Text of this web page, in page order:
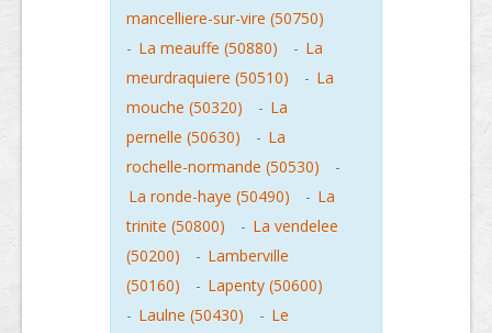
mancelliere-sur-vire (50750)
- La meauffe (50880) - La
meurdraquiere (50510)
- La
mouche (50320)
- La
pernelle (50630)
- La
rochelle-normande (50530)
-
La ronde-haye (50490)
- La
trinite (50800)
- La vendelee
(50200)
- Lamberville
(50160)
- Lapenty (50600)
- Laulne (50430) - Le